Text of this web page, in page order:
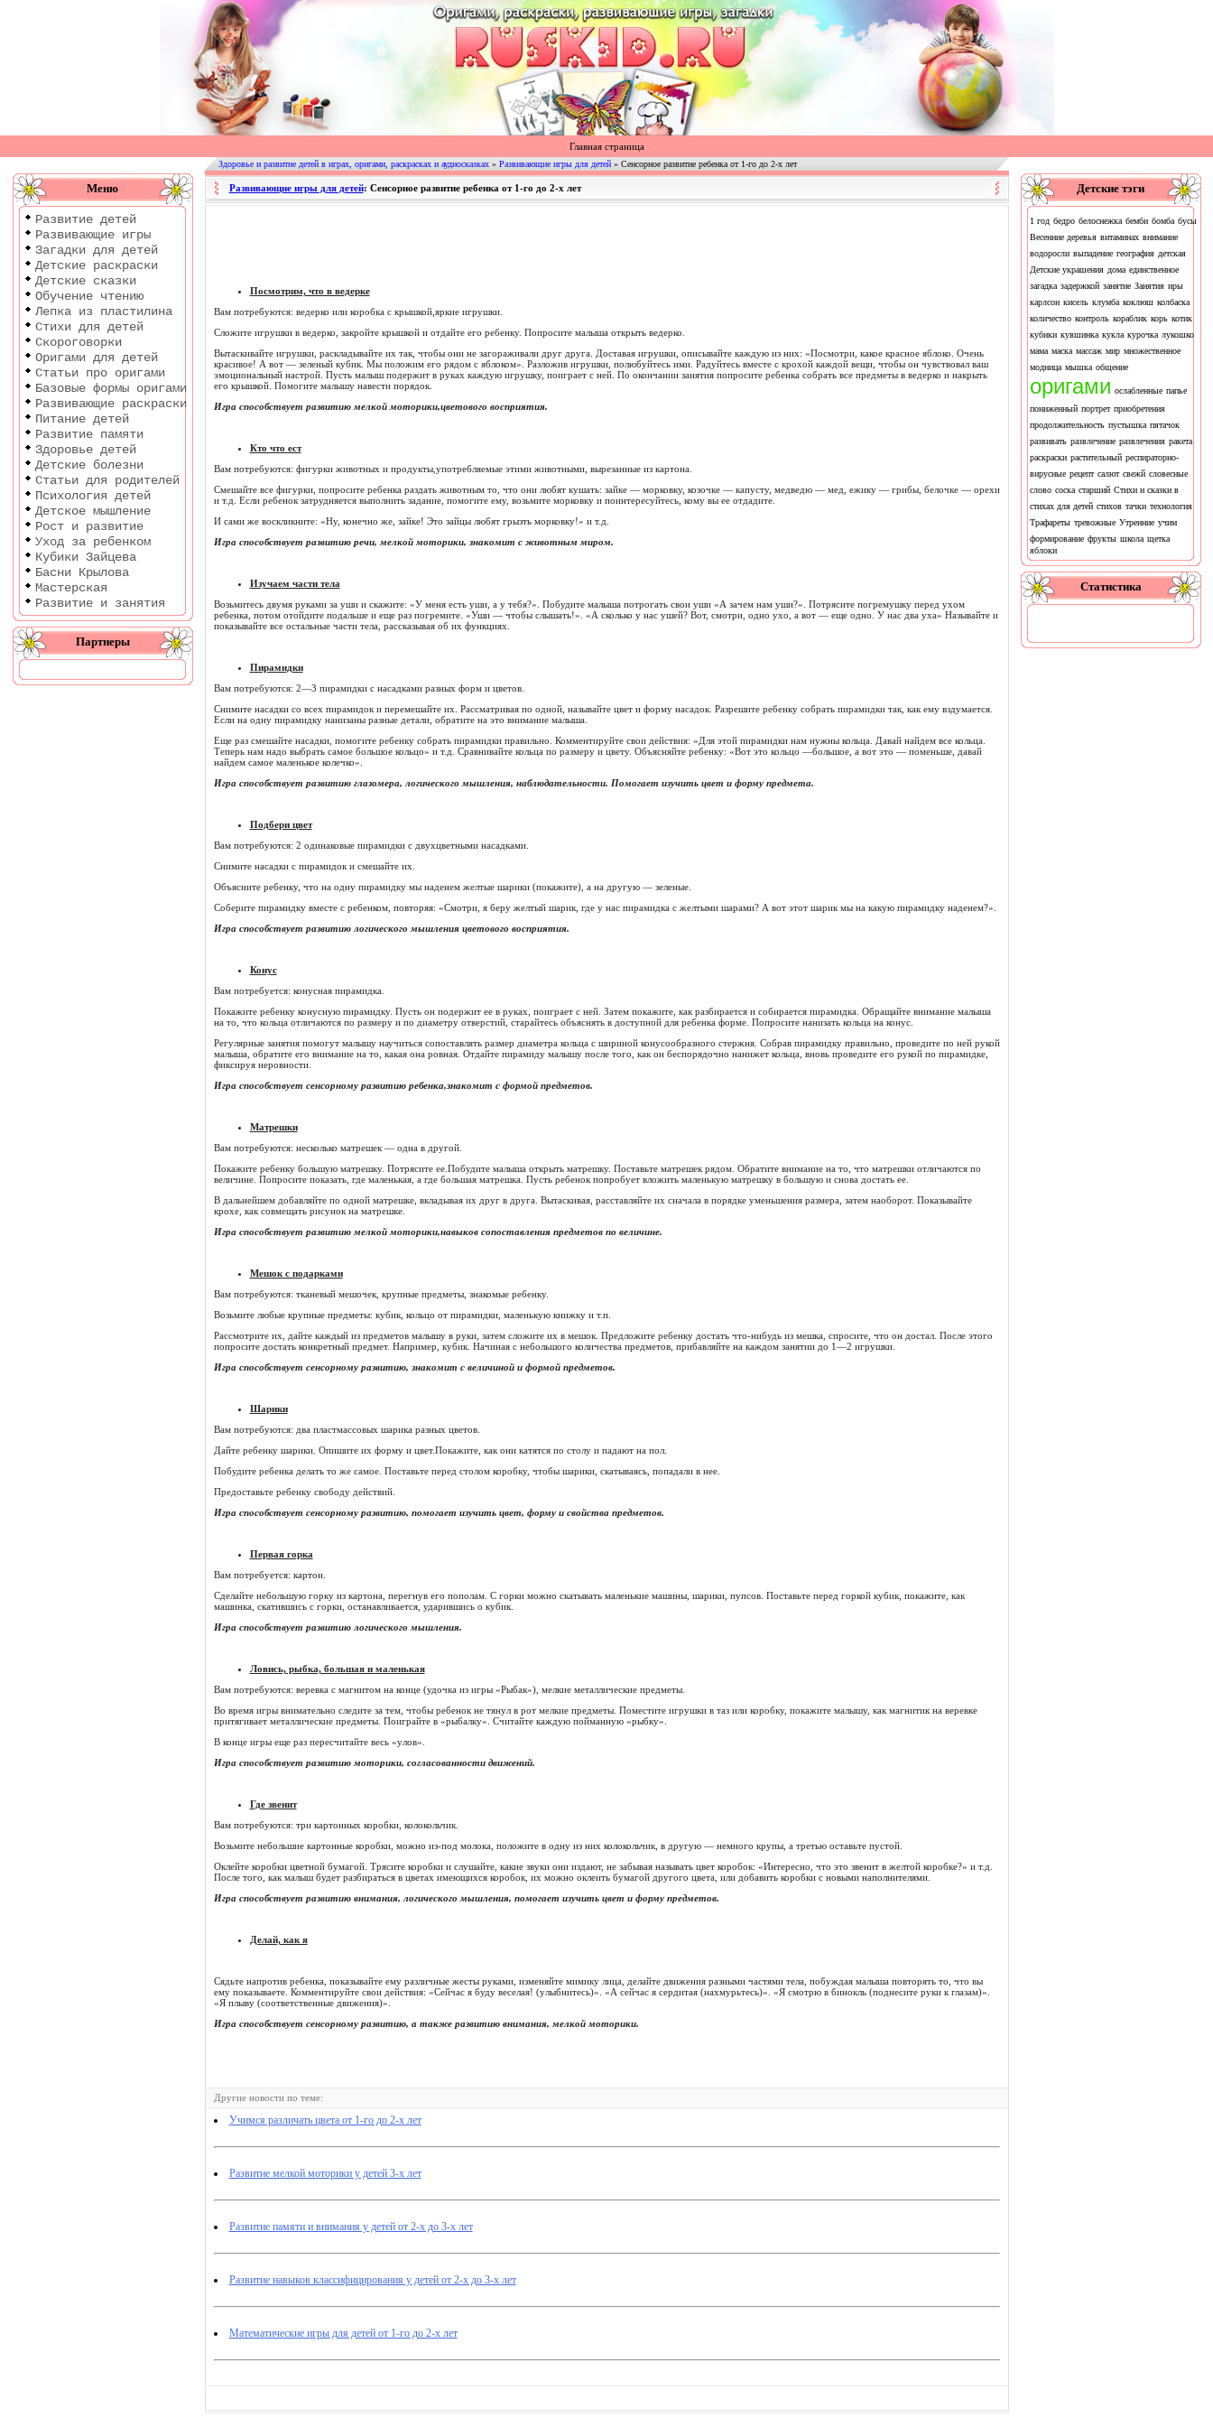
|
Раскраски
Развитие
детей
Главная страница
Меню
Развитие детей
Развивающие игры
Загадки для детей
Детские раскраски
Детские сказки
Обучение чтению
Лепка из пластилина
Стихи для детей
Скороговорки
Оригами для детей
Статьи про оригами
Базовые формы оригами
Развивающие раскраски
Питание детей
Развитие памяти
Здоровье детей
Детские болезни
Статьи для родителей
Психология детей
Детское мышление
Рост и развитие
Уход за ребенком
Кубики Зайцева
Басни Крылова
Мастерская
Развитие и занятия
Партнеры
Здоровье и развитие детей в играх, оригами, раскрасках и аудиосказках» Развивающие игры для детей» Сенсорное развитие ребенка от 1-го до 2-х лет
Развивающие игры для детей: Сенсорное развитие ребенка от 1-го до 2-х лет
Посмотрим, что в ведерке
Вам потребуются: ведерко или коробка с крышкой,яркие игрушки.
Сложите игрушки в ведерко, закройте крышкой и отдайте его ребенку. Попросите малыша открыть ведерко.
Вытаскивайте игрушки, раскладывайте их так, чтобы они не загораживали друг друга. Доставая игрушки, описывайте каждую из них: «Посмотри, какое красное яблоко. Очень
красивое! А вот — зеленый кубик. Мы положим его рядом с яблоком». Разложив игрушки, полюбуйтесь ими. Радуйтесь вместе с крохой каждой вещи, чтобы он чувствовал ваш
эмоциональный настрой. Пусть малыш подержит в руках каждую игрушку, поиграет с ней. По окончании занятия попросите ребенка собрать все предметы в ведерко и накрыть
его крышкой. Помогите малышу навести порядок.
Игра способствует развитию мелкой моторики,цветового восприятия.
Кто что ест
Вам потребуются: фигурки животных и продукты,употребляемые этими животными, вырезанные из картона.
Смешайте все фигурки, попросите ребенка раздать животным то, что они любят кушать: зайке — морковку, козочке — капусту, медведю — мед, ежику — грибы, белочке — орехи
и т.д. Если ребенок затрудняется выполнить задание, помогите ему, возьмите морковку и поинтересуйтесь, кому вы ее отдадите.
И сами же воскликните: «Ну, конечно же, зайке! Это зайцы любят грызть морковку!» и т.д.
Игра способствует развитию речи, мелкой моторики, знакомит с животным миром.
Изучаем части тела
Возьмитесь двумя руками за уши и скажите: «У меня есть уши, а у тебя?». Побудите малыша потрогать свои уши «А зачем нам уши?». Потрясите погремушку перед ухом
ребенка, потом отойдите подальше и еще раз погремите. «Уши — чтобы слышать!». «А сколько у нас ушей? Вот, смотри, одно ухо, а вот — еще одно. У нас два уха» Называйте и
показывайте все остальные части тела, рассказывая об их функциях.
Пирамидки
Вам потребуются: 2—3 пирамидки с насадками разных форм и цветов.
Снимите насадки со всех пирамидок и перемешайте их. Рассматривая по одной, называйте цвет и форму насадок. Разрешите ребенку собрать пирамидки так, как ему вздумается.
Если на одну пирамидку нанизаны разные детали, обратите на это внимание малыша.
Еще раз смешайте насадки, помогите ребенку собрать пирамидки правильно. Комментируйте свои действия: «Для этой пирамидки нам нужны кольца. Давай найдем все кольца.
Теперь нам надо выбрать самое большое кольцо» и т.д. Сравнивайте кольца по размеру и цвету. Объясняйте ребенку: «Вот это кольцо —большое, а вот это — поменьше, давай
найдем самое маленькое колечко».
Игра способствует развитию глазомера, логического мышления, наблюдательности. Помогает изучить цвет и форму предмета.
Подбери цвет
Вам потребуются: 2 одинаковые пирамидки с двухцветными насадками.
Снимите насадки с пирамидок и смешайте их.
Объясните ребенку, что на одну пирамидку мы наденем желтые шарики (покажите), а на другую — зеленые.
Соберите пирамидку вместе с ребенком, повторяя: «Смотри, я беру желтый шарик, где у нас пирамидка с желтыми шарами? А вот этот шарик мы на какую пирамидку наденем?».
Игра способствует развитию логического мышления цветового восприятия.
Конус
Вам потребуется: конусная пирамидка.
Покажите ребенку конусную пирамидку. Пусть он подержит ее в руках, поиграет с ней. Затем покажите, как разбирается и собирается пирамидка. Обращайте внимание малыша
на то, что кольца отличаются по размеру и по диаметру отверстий, старайтесь объяснять в доступной для ребенка форме. Попросите нанизать кольца на конус.
Регулярные занятия помогут малышу научиться сопоставлять размер диаметра кольца с шириной конусообразного стержня. Собрав пирамидку правильно, проведите по ней рукой
малыша, обратите его внимание на то, какая она ровная. Отдайте пирамиду малышу после того, как он беспорядочно нанижет кольца, вновь проведите его рукой по пирамидке,
фиксируя неровности.
Игра способствует сенсорному развитию ребенка,знакомит с формой предметов.
Матрешки
Вам потребуются: несколько матрешек — одна в другой.
Покажите ребенку большую матрешку. Потрясите ее.Побудите малыша открыть матрешку. Поставьте матрешек рядом. Обратите внимание на то, что матрешки отличаются по
величине. Попросите показать, где маленькая, а где большая матрешка. Пусть ребенок попробует вложить маленькую матрешку в большую и снова достать ее.
В дальнейшем добавляйте по одной матрешке, вкладывая их друг в друга. Вытаскивая, расставляйте их сначала в порядке уменьшения размера, затем наоборот. Показывайте
крохе, как совмещать рисунок на матрешке.
Игра способствует развитию мелкой моторики,навыков сопоставления предметов по величине.
Мешок с подарками
Вам потребуются: тканевый мешочек, крупные предметы, знакомые ребенку.
Возьмите любые крупные предметы: кубик, кольцо от пирамидки, маленькую книжку и т.п.
Рассмотрите их, дайте каждый из предметов малышу в руки, затем сложите их в мешок. Предложите ребенку достать что-нибудь из мешка, спросите, что он достал. После этого
попросите достать конкретный предмет. Например, кубик. Начиная с небольшого количества предметов, прибавляйте на каждом занятии до 1—2 игрушки.
Игра способствует сенсорному развитию, знакомит с величиной и формой предметов.
Шарики
Вам потребуются: два пластмассовых шарика разных цветов.
Дайте ребенку шарики. Опишите их форму и цвет.Покажите, как они катятся по столу и падают на пол.
Побудите ребенка делать то же самое. Поставьте перед столом коробку, чтобы шарики, скатываясь, попадали в нее.
Предоставьте ребенку свободу действий.
Игра способствует сенсорному развитию, помогает изучить цвет, форму и свойства предметов.
Первая горка
Вам потребуется: картон.
Сделайте небольшую горку из картона, перегнув его пополам. С горки можно скатывать маленькие машины, шарики, пупсов. Поставьте перед горкой кубик, покажите, как
машинка, скатившись с горки, останавливается, ударившись о кубик.
Игра способствует развитию логического мышления.
Ловись, рыбка, большая и маленькая
Вам потребуются: веревка с магнитом на конце (удочка из игры «Рыбак»), мелкие металлические предметы.
Во время игры внимательно следите за тем, чтобы ребенок не тянул в рот мелкие предметы. Поместите игрушки в таз или коробку, покажите малышу, как магнитик на веревке
притягивает металлические предметы. Поиграйте в «рыбалку». Считайте каждую пойманную «рыбку».
В конце игры еще раз пересчитайте весь «улов».
Игра способствует развитию моторики, согласованности движений.
Где звенит
Вам потребуются: три картонных коробки, колокольчик.
Возьмите небольшие картонные коробки, можно из-под молока, положите в одну из них колокольчик, в другую — немного крупы, а третью оставьте пустой.
Оклейте коробки цветной бумагой. Трясите коробки и слушайте, какие звуки они издают, не забывая называть цвет коробок: «Интересно, что это звенит в желтой коробке?» и т.д.
После того, как малыш будет разбираться в цветах имеющихся коробок, их можно оклеить бумагой другого цвета, или добавить коробки с новыми наполнителями.
Игра способствует развитию внимания, логического мышления, помогает изучить цвет и форму предметов.
Делай, как я
Сядьте напротив ребенка, показывайте ему различные жесты руками, изменяйте мимику лица, делайте движения разными частями тела, побуждая малыша повторять то, что вы
ему показываете. Комментируйте свои действия: «Сейчас я буду веселая! (улыбнитесь)». «А сейчас я сердитая (нахмурьтесь)». «Я смотрю в бинокль (поднесите руки к глазам)».
«Я плыву (соответственные движения)».
Игра способствует сенсорному развитию, а также развитию внимания, мелкой моторики.
Другие новости по теме:
Учимся различать цвета от 1-го до 2-х лет
Развитие мелкой моторики у детей 3-х лет
Развитие памяти и внимания у детей от 2-х до 3-х лет
Развитие навыков классифицирования у детей от 2-х до 3-х лет
Математические игры для детей от 1-го до 2-х лет
Детские тэги
1 год бедро белоснежка бемби бомба бусы
Весенние деревья витаминах внимание
водоросли выпадение география детская
Детские украшения дома единственное
загадка задержкой занятие Занятия иры
карлсон кисель клумба коклюш колбаска
количество контроль кораблик корь котик
кубики кувшинка кукла курочка лукошко
мама маска массаж мир множественное
модница мышка общение
оригами ослабленные папье
пониженный портрет приобретения
продолжительность пустышка пятачок
развивать развлечение развлечения ракета
раскраски растительный респираторно-
вирусные рецепт салют свежй словесные
слово соска старший Стихи и сказки в
стихах для детей стихов тачки технология
Трафареты тревожные Утренние учим
формирование фрукты школа щетка
яблоки
Статистика